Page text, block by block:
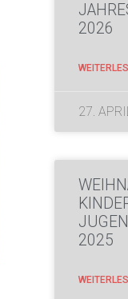
2026
27.
2025